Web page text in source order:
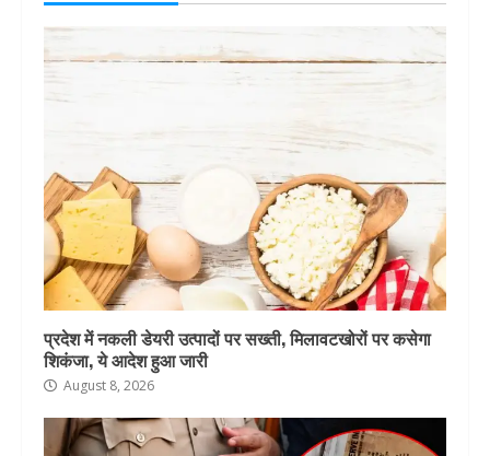
प्रदेश में नकली डेयरी उत्पादों पर सख्ती, मिलावटखोरों पर कसेगा
शिकंजा, ये आदेश हुआ जारी
August 8, 2026